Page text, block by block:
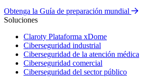
Obtenga la Guía de preparación mundial
Soluciones
Claroty Plataforma xDome
Ciberseguridad industrial
Ciberseguridad de la atención médica
Ciberseguridad comercial
Ciberseguridad del sector público